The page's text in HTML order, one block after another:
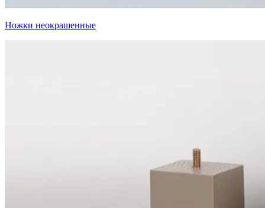
Ножки неокрашенные